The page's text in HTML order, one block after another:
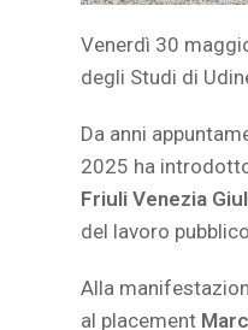
Venerdì 30
degli Studi di
Da anni
2025 ha
Friuli Venezia
del lavoro pubblico.
Alla
al placement